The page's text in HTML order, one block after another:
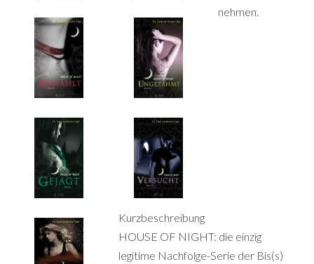
nehmen.
Kurzbeschreibung
HOUSE OF NIGHT: die einzig
legitime Nachfolge-Serie der Bis(s)